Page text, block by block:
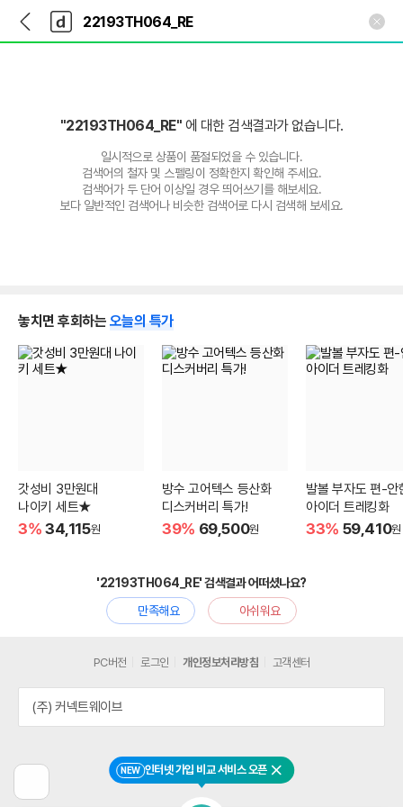
다
나
와
가
다
와
"22193TH064_RE" 에 대한 검색결과가 없습니다.
일시적으로 상품이 품절되었을 수 있습니다.
검색어의 철자 및 스펠링이 정확한지 확인해 주세요.
검색어가 두 단어 이상일 경우 띄어쓰기를 해보세요.
보다 일반적인 검색어나 비슷한 검색어로 다시 검색해 보세요.
놓치면 후회하는 오늘의 특가
갓성비 3만원대
나이키 세트★
3% 34,115원
방수 고어텍스 등산화
디스커버리 특가!
39% 69,500원
발볼 부자도 편-안
아이더 트레킹화
33% 59,410원
'22193TH064_RE' 검색결과 어떠셨나요?
만족해요
아쉬워요
전
NEW 인터넷 가입 비교 서비스 오픈 닫기
PC버전 로그인 개인정보처리방침 고객센터
(주) 커넥트웨이브